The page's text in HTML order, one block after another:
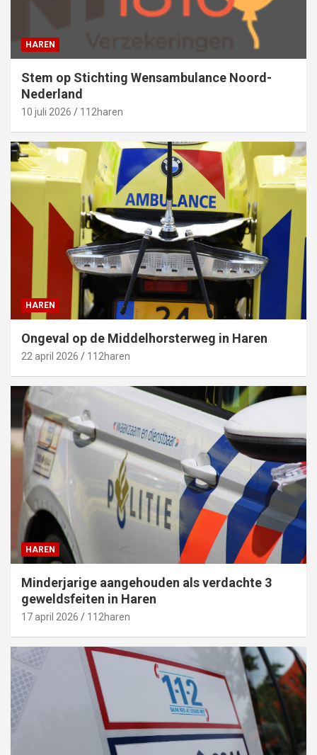
HAREN
Stem op Stichting Wensambulance Noord-
Nederland
10 juli 2026 112haren
HAREN
Ongeval op de Middelhorsterweg in Haren
22 april 2026 112haren
HAREN
Minderjarige aangehouden als verdachte 3
geweldsfeiten in Haren
17 april 2026 112haren